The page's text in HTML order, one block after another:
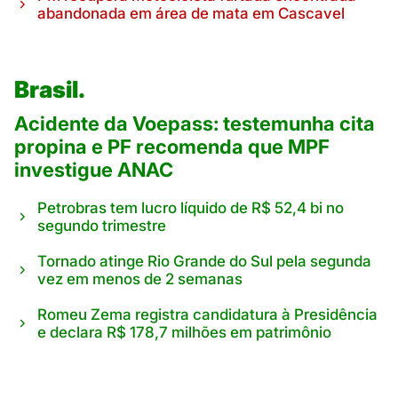
abandonada em área de mata em Cascavel
Brasil.
Acidente da Voepass: testemunha cita
propina e PF recomenda que MPF
investigue ANAC
Petrobras tem lucro líquido de R$ 52,4 bi no
segundo trimestre
Tornado atinge Rio Grande do Sul pela segunda
vez em menos de 2 semanas
Romeu Zema registra candidatura à Presidência
e declara R$ 178,7 milhões em patrimônio